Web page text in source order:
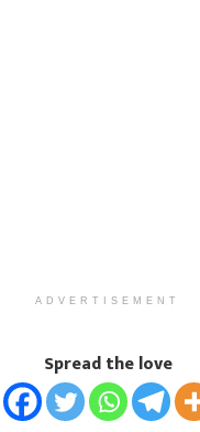
ADVERTISEMENT
Spread the love